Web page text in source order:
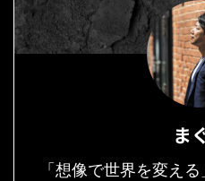
ま
「想像で世界を変え